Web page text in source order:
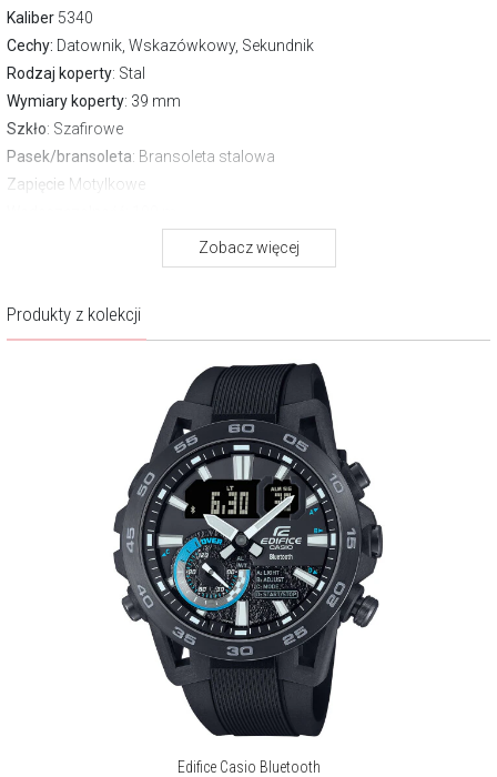
Kaliber 5340
Cechy: Datownik, Wskazówkowy, Sekundnik
Rodzaj koperty: Stal
Wymiary koperty: 39 mm
Szkło: Szafirowe
Pasek/bransoleta: Bransoleta stalowa
Zapięcie Motylkowe
2 lata
Zegarki EDIFICE uosabiają perfekcyjną kombinację sportowego,
dynamicznego charakteru z eleganckim designem. Mottem marki jest
hasło „Speed & Intelligence”, które jak motor napędza całą kolekcję i
motywuje do wyznaczania nowych standardów. Kolekcja
przeznaczona jest dla mężczyzn, dla których czas jest niezwykle
istotny, bo żyją intensywnie i aktywnie; żyją chwilą!
Zobacz więcej
Produkty z kolekcji
Edifice Casio Bluetooth